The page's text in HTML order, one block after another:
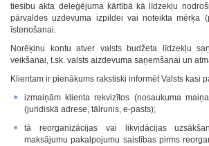
tiesību akta deleģējuma kārtībā kā līdzekļu
pārvaldes uzdevuma izpildei vai noteikta mērķa
īstenošanai.
Norēķinu kontu atver valsts budžeta līdzekļu
veikšanai, t.sk. valsts aizdevuma saņemšanai un
Klientam ir pienākums rakstiski informēt Valsts kasi
izmaiņām klienta rekvizītos (nosaukuma
(juridiskā adrese, tālrunis, e-pasts);
tā reorganizācijas vai likvidācijas
maksājumu pakalpojumu saistības pirms